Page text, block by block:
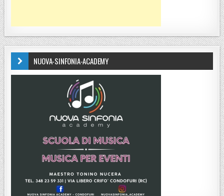
NUOVA-SINFONIA-ACADEMY